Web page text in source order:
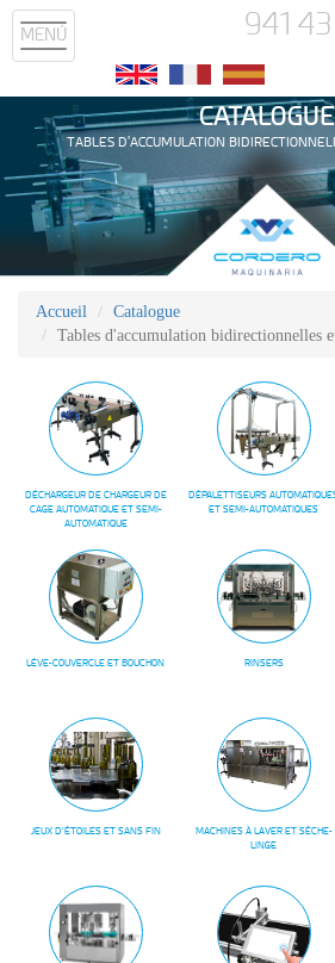
MENÚ 941
CATALOGUE
TABLES D'ACCUMULATION
Accueil
Catalogue
Tables d'accumulation bidirectionnelles
DÉCHARGEUR DE CHARGEUR DE
CAGE AUTOMATIQUE ET SEMI-
AUTOMATIQUE
DÉPALETTISEURS
ET SEMI-AUTOMATIQUES
LÈVE-COUVERCLE ET BOUCHON RINSERS
JEUX D'ÉTOILES ET SANS FIN
MACHINES À LAVER ET SÈCHE-
LINGE